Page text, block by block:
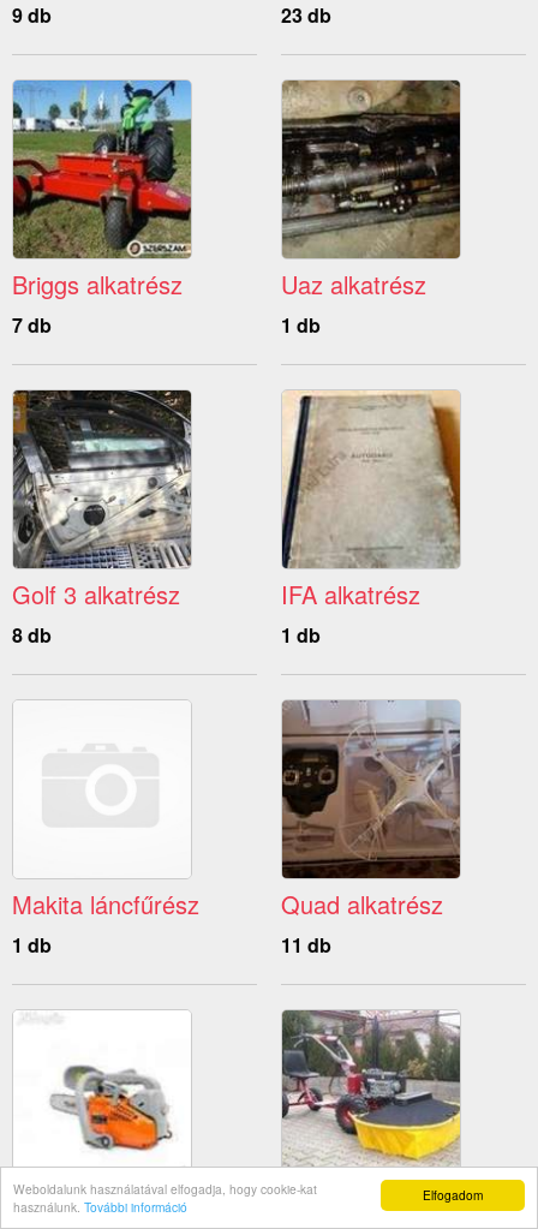
Elfogadom
Weboldalunk használatával elfogadja, hogy cookie-kat
használunk. További információ
9 db 23 db
Briggs alkatrész
7 db
Uaz alkatrész
1 db
Golf 3 alkatrész
8 db
IFA alkatrész
1 db
Makita láncfűrész
1 db
Quad alkatrész
11 db
Egykezes láncfűrész Pótkocsi alkatrész